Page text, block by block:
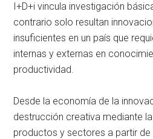
I+D+i vincula investigación
contrario solo resultan
insuficientes en un país que
internas y externas en
productividad.
Desde la economía de la
destrucción creativa mediante
productos y sectores a partir